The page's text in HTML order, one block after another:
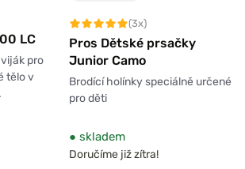
LC
pro
tělo v
(3x)
Pros Dětské prsačky
Junior Camo
Brodící holínky speciálně určené
pro děti
● skladem
Doručíme již zítra!